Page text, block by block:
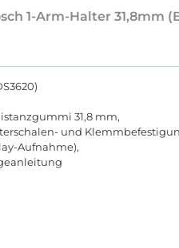
1-Arm-Halter 31,8mm
31,8 mm,
und
Aufnahme),